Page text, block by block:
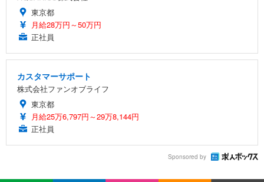
東京都
月給28万円～50万円
正社員
カスタマーサポート
株式会社ファンオブライフ
東京都
月給25万6,797円～29万8,144円
正社員
Sponsored by